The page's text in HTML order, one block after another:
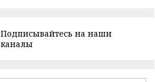
Подписывайтесь на наши
каналы